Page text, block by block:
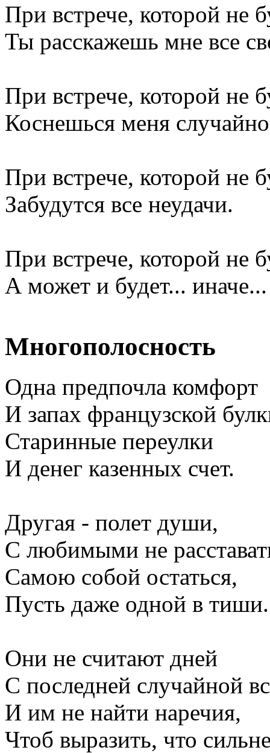
При встрече, которой не
Ты расскажешь мне все
При встрече, которой не
Коснешься меня
При встрече, которой не
Забудутся все неудачи.
При встрече, которой не
А может и будет... иначе...
Многополосность
Одна предпочла комфорт
И запах французской
Старинные переулки
И денег казенных счет.
Другая - полет души,
С любимыми не
Самою собой остаться,
Пусть даже одной в тиши.
Они не считают дней
С последней случайной
И им не найти наречия,
Чтоб выразить, что